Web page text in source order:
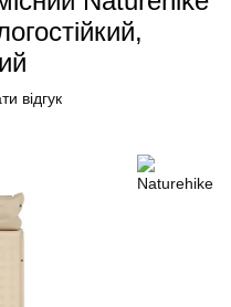
відгук